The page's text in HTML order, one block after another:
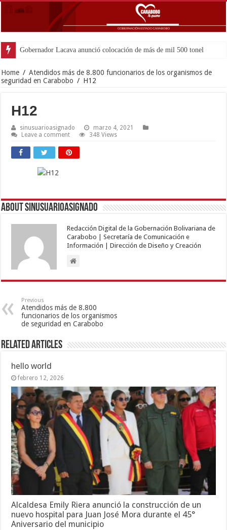
Home / Atendidos más de 8.800 funcionarios de los organismos de
seguridad en Carabobo / H12
H12
sinusuarioasignado
marzo 4, 2021
Leave a comment
348 Views
About sinusuarioasignado
Redacción Digital de la Gobernación Bolivariana de
Carabobo | Secretaría de Comunicación e
Información | Dirección de Diseño y Creación
Previous
Atendidos más de 8.800
funcionarios de los organismos
de seguridad en Carabobo
Related Articles
hello world
febrero 12, 2026
Alcaldesa Emily Riera anunció la construcción de un
nuevo hospital para Juan José Mora durante el 45°
Aniversario del municipio